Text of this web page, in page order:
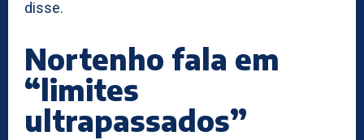
disse.
Nortenho fala em
“limites
ultrapassados”